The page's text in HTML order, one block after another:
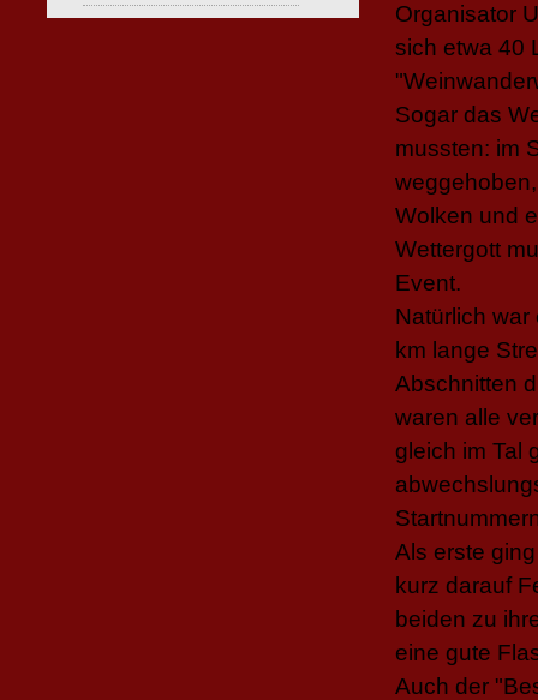
Organisator
sich etwa 40
Sogar das
mussten: im
Wolken und
Wettergott
Event.
Natürlich war
km lange
Abschnitten
waren alle
gleich im Tal
Als erste
kurz darauf
beiden zu
eine gute
Auch der